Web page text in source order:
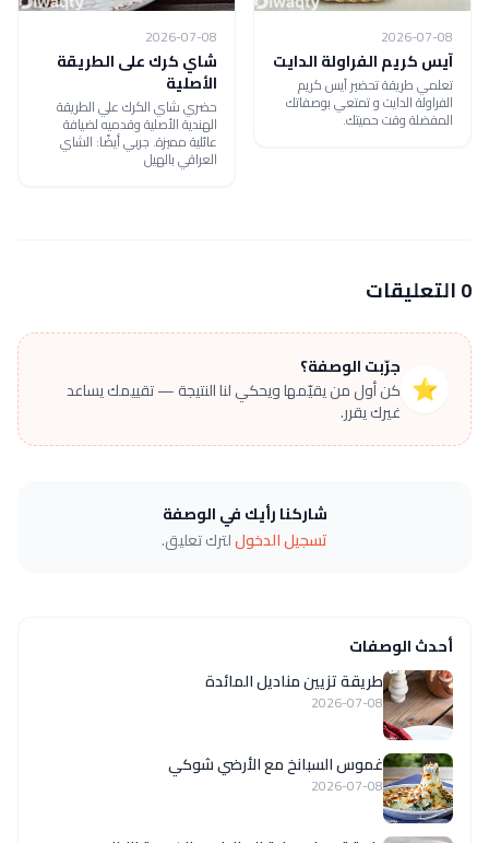
2026-07-08
آيس كريم الفراولة الدايت
تعلمي طريقة تحضير آيس كريم
الفراولة الدايت و تمتعي بوصفاتك
المفضلة وقت حميتك.
2026-07-08
شاي كرك على الطريقة
الأصلية
حضري شاي الكرك علي الطريقة
الهندية الأصلية وقدميه لضيافة
عائلية مميزة. جربي أيضًا: الشاي
العراقي بالهيل
0 التعليقات
⭐
جرّبت الوصفة؟
كن أول من يقيّمها ويحكي لنا النتيجة — تقييمك يساعد
غيرك يقرر.
شاركنا رأيك في الوصفة
تسجيل الدخوللترك تعليق.
أحدث الوصفات
طريقة تزيين مناديل المائدة
2026-07-08
غموس السبانخ مع الأرضي شوكي
2026-07-08